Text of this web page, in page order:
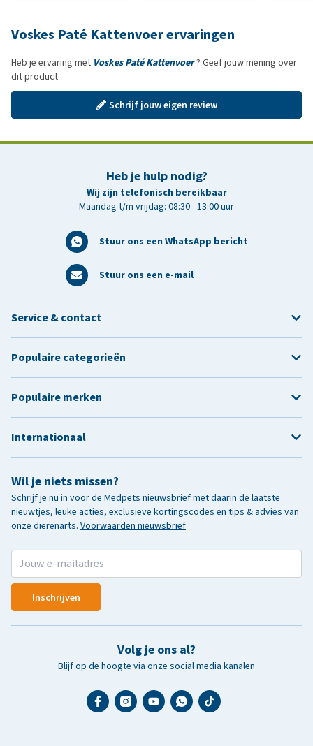
Voskes Paté Kattenvoer ervaringen
Heb je ervaring met Voskes Paté Kattenvoer? Geef jouw mening over
dit product
Schrijf jouw eigen review
Heb je hulp nodig?
Wij zijn telefonisch bereikbaar
Maandag t/m vrijdag: 08:30 - 13:00 uur
Stuur ons een WhatsApp bericht
Stuur ons een e-mail
Wil je niets missen?
Schrijf je nu in voor de Medpets nieuwsbrief met daarin de laatste
nieuwtjes, leuke acties, exclusieve kortingscodes en tips & advies van
onze dierenarts. Voorwaarden nieuwsbrief
Inschrijven
Volg je ons al?
Blijf op de hoogte via onze social media kanalen
Service & contact
Populaire categorieën
Populaire merken
Internationaal